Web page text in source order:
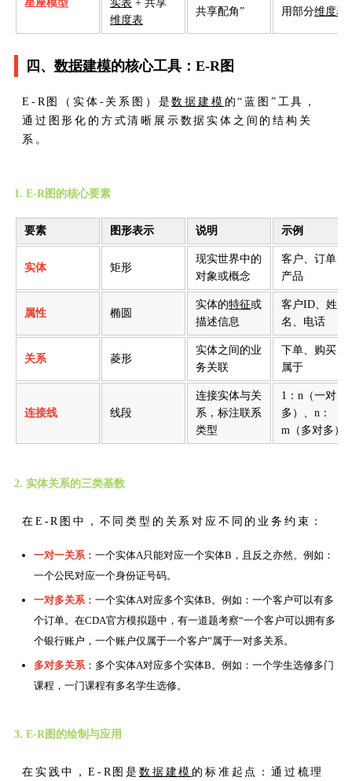
星座模型 实表 + 共享
维度表
共享配角”
用部分维度表
四、 数据建模的核心工具：E-R图
E-R图（实体-关系图）是数据建模 的“蓝图”工具，
通过图形化的方式清晰展示数据实体之间的结构关
系。
1. E-R图的核心要素
要素 图形表示 说明 示例
实体 矩形
现实世界中的
对象或概念
客户、订单、
产品
属性 椭圆
实体的特征或
描述信息
客户ID、姓
名、电话
关系 菱形
实体之间的业
务关联
下单、购买、
属于
连接线 线段
连接实体与关
系，标注联系
类型
1：n（一对
多）、n：
m（多对多）
2. 实体关系的三类基数
在E-R图中，不同类型的关系对应不同的业务约束：
一对一关系：一个实体A只能对应一个实体B，且反之亦然。例如：
一个公民对应一个身份证号码。
一对多关系：一个实体A对应多个实体B。例如：一个客户可以有多
个订单。在CDA官方模拟题中，有一道题考察“一个客户可以拥有多
个银行账户，一个账户仅属于一个客户”属于一对多关系。
多对多关系：多个实体A对应多个实体B。例如：一个学生选修多门
课程，一门课程有多名学生选修。
3. E-R图的绘制与应用
在实践中，E-R图是 数据建模 的标准起点：通过梳理